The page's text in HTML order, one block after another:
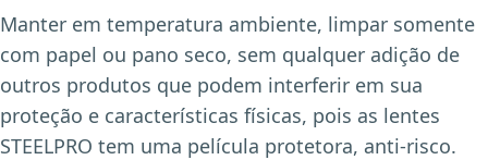
Manter em temperatura ambiente, limpar somente
com papel ou pano seco, sem qualquer adição de
outros produtos que podem interferir em sua
proteção e características físicas, pois as lentes
STEELPRO tem uma película protetora, anti-risco.